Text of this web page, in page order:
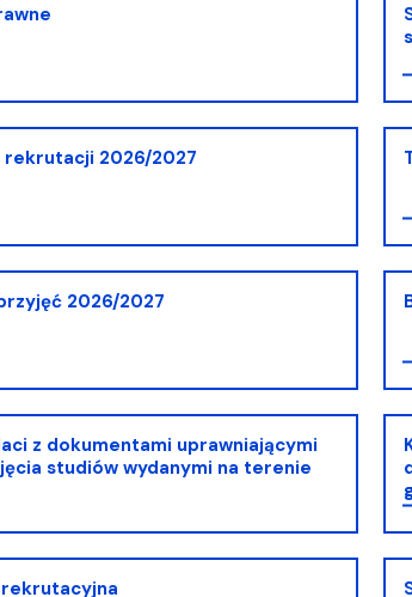
rekrutacji 2026/2027
2026/2027
z dokumentami uprawniającymi
studiów wydanymi na terenie
rekrutacyjna